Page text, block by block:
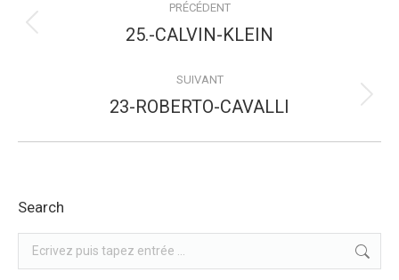
de
commentaire
PRÉCÉDENT
Onglet
25.-CALVIN-KLEIN
SUIVANT
Projets
23-ROBERTO-CAVALLI
Search
Recherche